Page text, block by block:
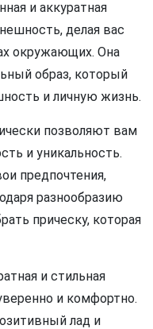
и аккуратная
делая вас
окружающих. Она
образ, который
и личную жизнь.
позволяют вам
и уникальность.
предпочтения,
разнообразию
прическу, которая
и стильная
и комфортно.
лад и